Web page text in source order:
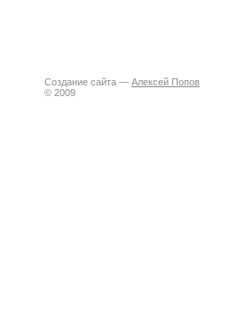
Создание сайта — Алексей Попов
© 2009